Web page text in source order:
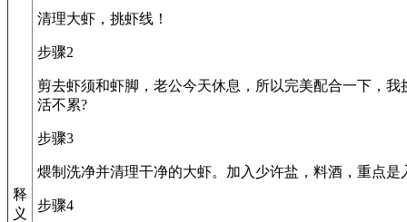
释
义
清理大虾，挑虾线！
步骤2
剪去虾须和虾脚，老公今天休息，所以完美配合一下，
活不累?
步骤3
煨制洗净并清理干净的大虾。加入少许盐，料酒，重点是
步骤4